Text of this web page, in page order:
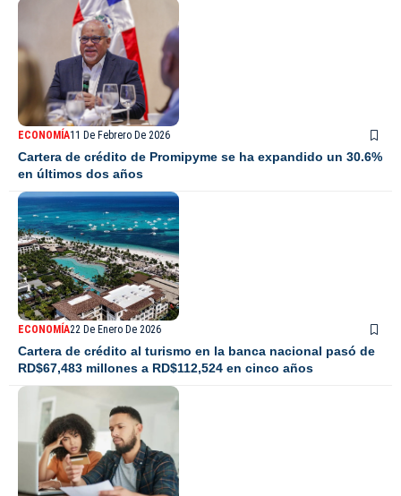
ECONOMÍA11 De Febrero De 2026
Cartera de crédito de Promipyme se ha expandido un 30.6%
en últimos dos años
ECONOMÍA22 De Enero De 2026
Cartera de crédito al turismo en la banca nacional pasó de
RD$67,483 millones a RD$112,524 en cinco años